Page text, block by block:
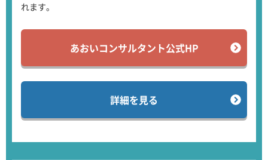
れます。
あおいコンサルタント公式HP
詳細を見る